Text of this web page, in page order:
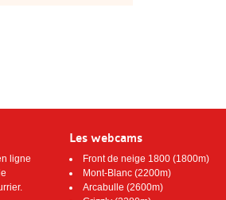
ligne
Les webcams
Front de neige 1800 (1800m)
Mont-Blanc (2200m)
Arcabulle (2600m)